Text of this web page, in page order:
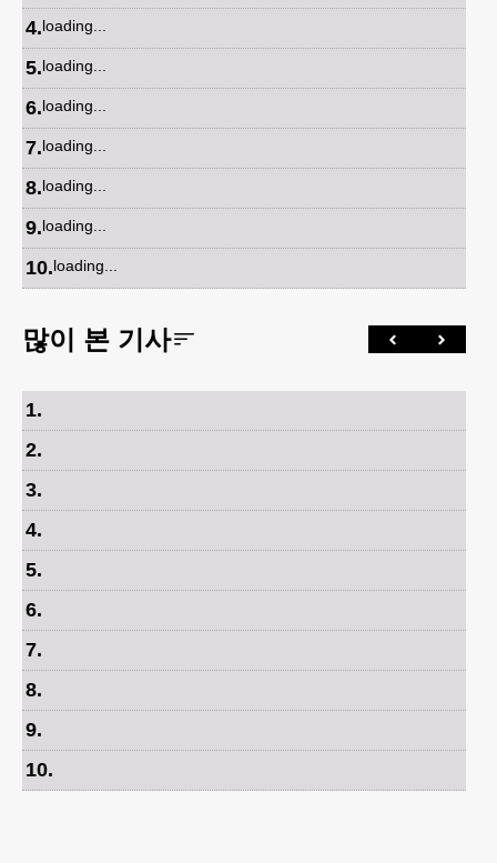
4.loading...
5.loading...
6.loading...
7.loading...
8.loading...
9.loading...
10.loading...
많이 본 기사
1.
2.
3.
4.
5.
6.
7.
8.
9.
10.